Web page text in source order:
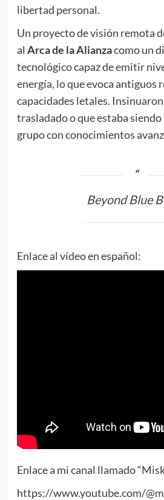
libertad personal.
Un proyecto de visión remota
al Arca de la Alianzacomo un
tecnológico capaz de emitir
energía, lo que evoca antiguos
capacidades letales.
trasladado o que estaba
grupo con conocimientos
Beyond Blue
Enlace al vídeo en español:
Enlace a mi canal llamado
https://www.youtube.com/